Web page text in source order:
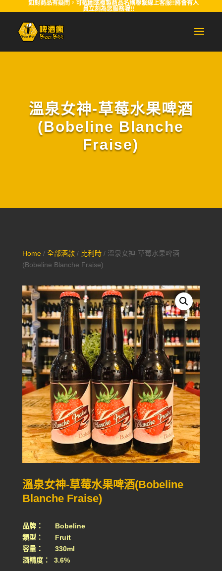
如對商品有疑問，可截圖或複製商品名稱聯繫線上客服!!將會有人
員立刻為您服務喔!!
溫泉女神-草莓水果啤酒
(Bobeline Blanche
Fraise)
Home/ 全部酒款/ 比利時/ 溫泉女神-草莓水果啤酒
(Bobeline Blanche Fraise)
溫泉女神-草莓水果啤酒(Bobeline
Blanche Fraise)
品牌： Bobeline
類型： Fruit
容量： 330ml
酒精度： 3.6%